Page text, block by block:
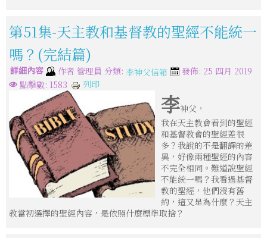
第51集-天主教和基督教的聖經不能統一
嗎？(完結篇)
詳細內容 作者 管理員 分類: 李神父信箱
發佈: 25 四月 2019
點擊數: 1583
列印
李神父，
我在天主教會看到的聖經
和基督教會的聖經差很
多？我說的不是翻譯的差
異，好像兩種聖經的內容
不完全相同。難道說聖經
不能統一嗎？我看過基督
教的聖經，他們沒有舊
約，這又是為什麼？天主
教當初選擇的聖經內容，是依照什麼標準取捨？